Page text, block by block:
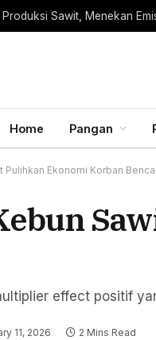
Sawit, Menekan
Home Pangan
Pulihkan Ekonomi Korban
effect positif
11, 2026 2 Mins Read